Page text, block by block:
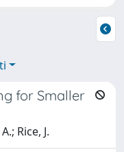
for Smaller
Rice, J.